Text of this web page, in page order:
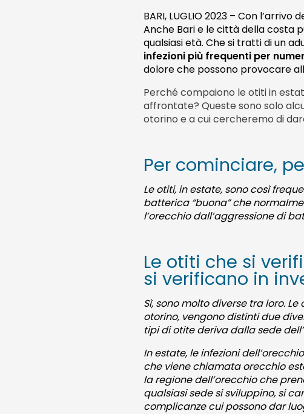
BARI, LUGLIO 2023 – Con
Anche Bari e le città della costa
qualsiasi età. Che si tratti di un
infezioni più frequenti per
dolore che possono provocare
Perché compaiono le otiti in
affrontate? Queste sono solo
otorino e a cui cercheremo di
Per cominciare,
Le otiti, in estate, sono così
batterica “buona” che
l’orecchio dall’aggressione di
Le otiti che si
si verificano in
Sì, sono molto diverse tra loro.
otorino, vengono distinti due
tipi di otite deriva dalla sede
In estate, le infezioni
che viene chiamata orecchio
la regione dell’orecchio che
qualsiasi sede si sviluppino, si
complicanze cui possono dar